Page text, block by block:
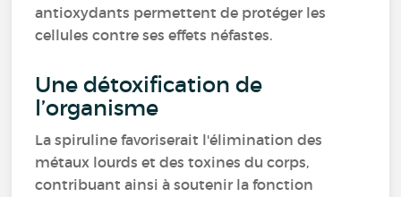
antioxydants permettent de protéger les
cellules contre ses effets néfastes.
Une détoxification de
l’organisme
La spiruline favoriserait l'élimination des
métaux lourds et des toxines du corps,
contribuant ainsi à soutenir la fonction